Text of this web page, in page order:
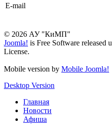
E-mail
© 2026 АУ "КиМП"
Joomla! is Free Software released
License.
Mobile version by Mobile Joomla!
Desktop Version
Главная
Новости
Афиша